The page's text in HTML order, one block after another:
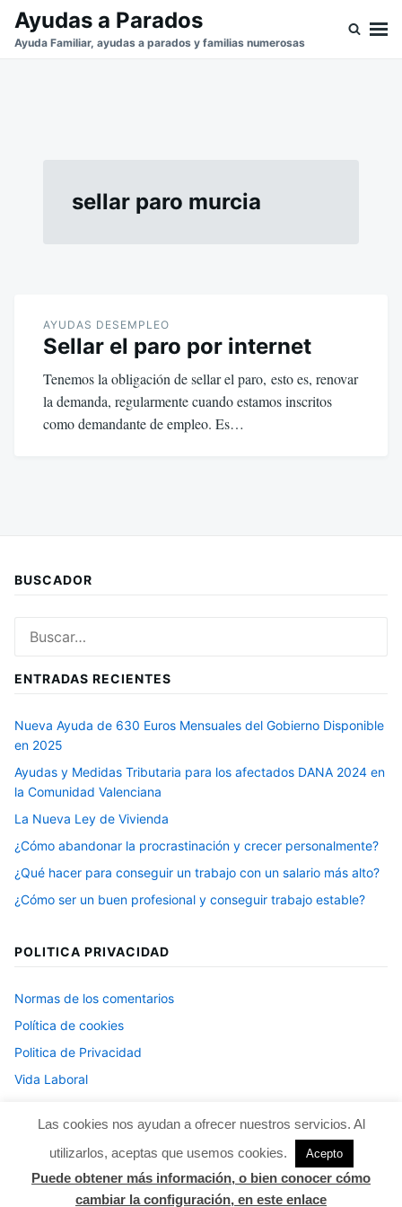
SaltarBuscar:
Ayudas a Parados
Ayuda Familiar, ayudas a parados y familias numerosas
sellar paro murcia
AYUDAS DESEMPLEO
Sellar el paro por internet
Tenemos la obligación de sellar el paro, esto es, renovar
la demanda, regularmente cuando estamos inscritos
como demandante de empleo. Es…
BUSCADOR
ENTRADAS RECIENTES
Nueva Ayuda de 630 Euros Mensuales del Gobierno Disponible
en 2025
Ayudas y Medidas Tributaria para los afectados DANA 2024 en
la Comunidad Valenciana
La Nueva Ley de Vivienda
¿Cómo abandonar la procrastinación y crecer personalmente?
¿Qué hacer para conseguir un trabajo con un salario más alto?
¿Cómo ser un buen profesional y conseguir trabajo estable?
POLITICA PRIVACIDAD
Normas de los comentarios
Política de cookies
Politica de Privacidad
Vida Laboral
Funciona gracias a WordPress|Tema: Justread deGretaThemes.
Las cookies nos ayudan a ofrecer nuestros servicios. Al
utilizarlos, aceptas que usemos cookies.
Acepto
Puede obtener más información, o bien conocer cómo
cambiar la configuración, en este enlace